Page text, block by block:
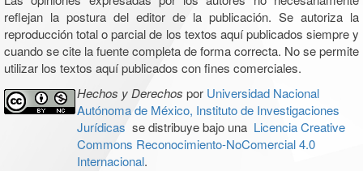
reflejan la postura del editor de la publicación. Se autoriza la
reproducción total o parcial de los textos aquí publicados siempre y
cuando se cite la fuente completa de forma correcta. No se permite
utilizar los textos aquí publicados con fines comerciales.
Hechos y Derechos por Universidad Nacional
Autónoma de México, Instituto de Investigaciones
Jurídicas se distribuye bajo una Licencia Creative
Commons Reconocimiento-NoComercial 4.0
Internacional.